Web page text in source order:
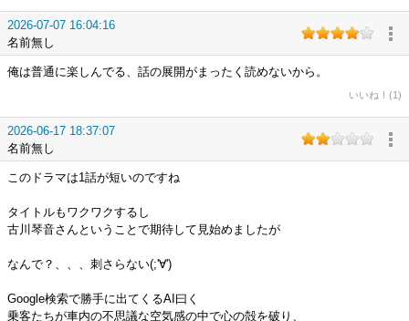
2026-07-07 16:04:16
名前無し
俺は普通に楽しんでる、話の展開がまったく読めないから。
いいね！(1)
2026-06-17 18:37:07
名前無し
このドラマは1話が短いのですね
タイトルもワクワクするし
古川琴音さんということで期待して見始めましたが
なんで？、、、刺さらない(;'∀')
Google検索で勝手に出てくるAI曰く
乗客たちが車内の不思議な空気感の中で心の殻を破り、